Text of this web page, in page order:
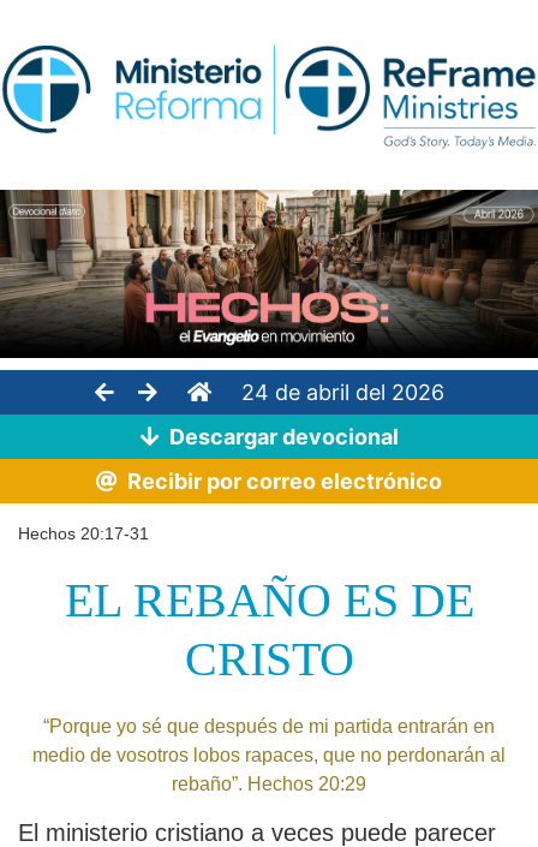
24 de abril del 2026
Descargar devocional
Recibir por correo electrónico
Hechos 20:17-31
EL REBAÑO ES DE
CRISTO
“Porque yo sé que después de mi partida entrarán en
medio de vosotros lobos rapaces, que no perdonarán al
rebaño”. Hechos 20:29
El ministerio cristiano a veces puede parecer